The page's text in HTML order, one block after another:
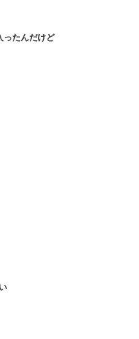
ったんだけど